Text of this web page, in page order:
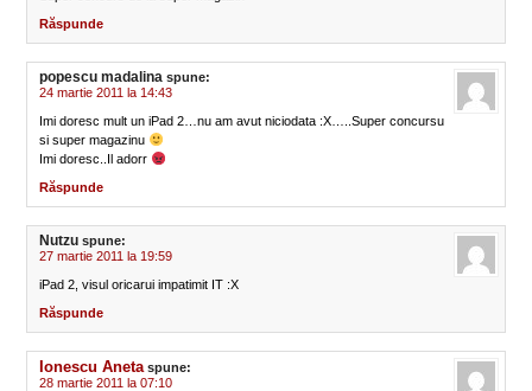
Răspunde
popescu madalina spune:
24 martie 2011 la 14:43
Imi doresc mult un iPad 2…nu am avut niciodata :X…..Super concursu
si super magazinu
Imi doresc..Il adorr
Răspunde
Nutzu spune:
27 martie 2011 la 19:59
iPad 2, visul oricarui impatimit IT :X
Răspunde
Ionescu Aneta spune:
28 martie 2011 la 07:10